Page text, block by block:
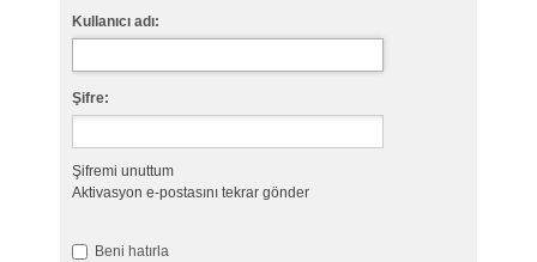
Kullanıcı adı:
Şifre:
Şifremi unuttum
Aktivasyon e-postasını tekrar gönder
Beni hatırla